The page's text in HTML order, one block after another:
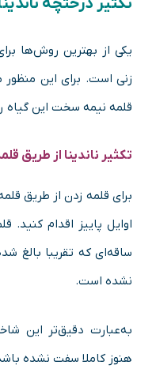
یکی از بهترین روش‌ها
زنی است. برای این
قلمه نیمه سخت این گیاه
تکثیر ناندینا از طریق
برای قلمه زدن از طریق
اوایل پاییز اقدام
ساقه‌ای که تقریبا بالغ
نشده است.
به‌عبارت دقیق‌تر این
هنوز کاملا سفت نشده